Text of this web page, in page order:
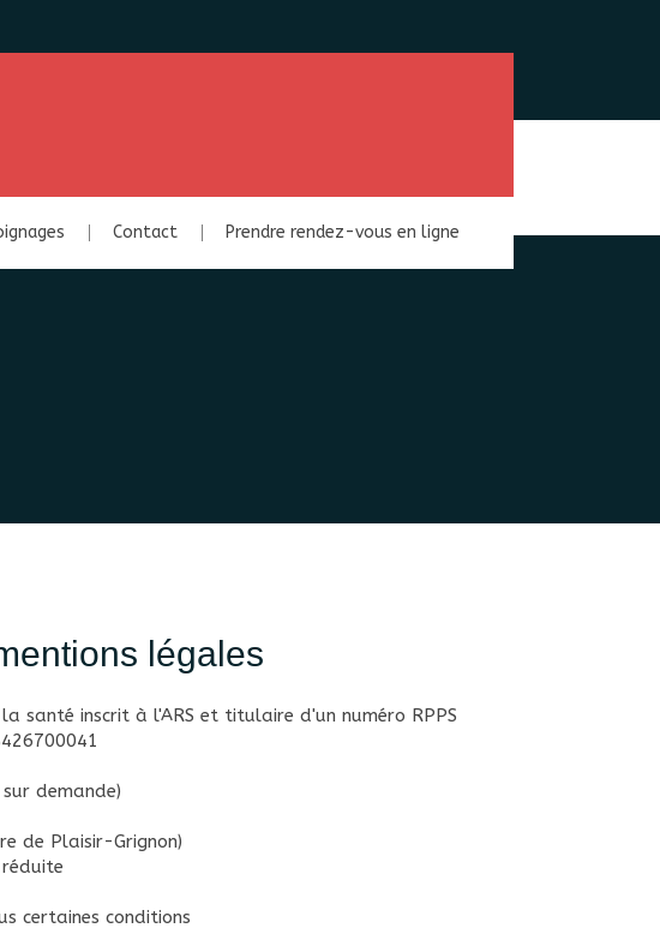
Contact Prendre rendez-vous en ligne
légales
santé inscrit à l'ARS et titulaire d'un numéro RPPS
demande)
de Plaisir-Grignon)
certaines conditions